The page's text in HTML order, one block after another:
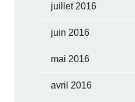
juillet 2016
juin 2016
mai 2016
avril 2016